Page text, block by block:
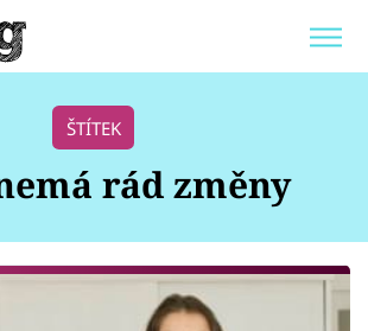
POKOJOVÉ KVĚTINY
ZAHRADA
ŠTÍTEK
rád změny